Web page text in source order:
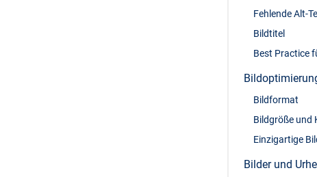
Fehlende Alt-
Bildtitel
Best Practice
Bildformat
Bildgröße und
Einzigartige
Bilder und